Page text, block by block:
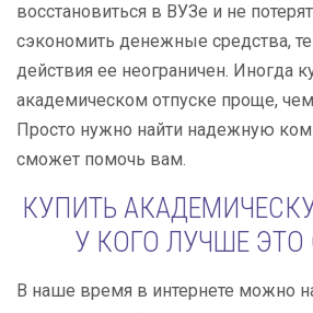
восстановиться в ВУЗе и не
сэкономить денежные средства,
действия ее неограничен. Иногда
академическом отпуске проще,
Просто нужно найти надежную
сможет помочь вам.
КУПИТЬ
У КОГО ЛУЧШЕ ЭТО
В наше время в интернете можно